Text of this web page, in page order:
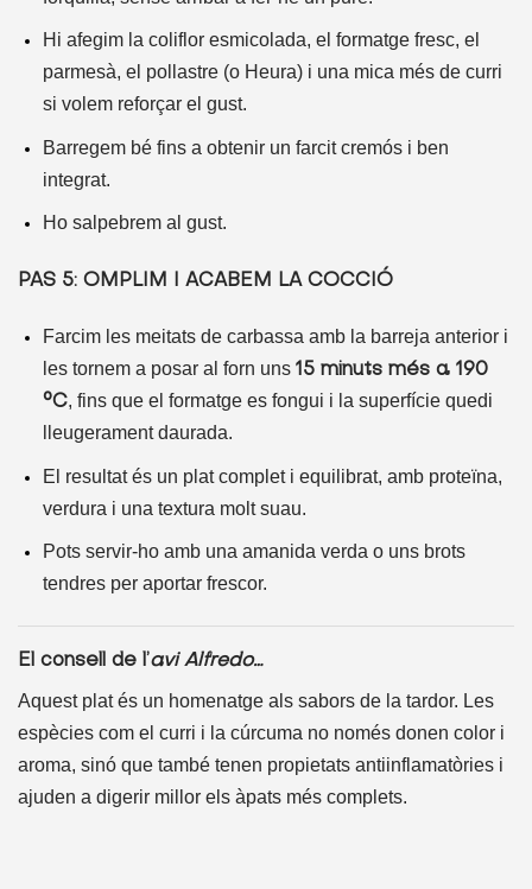
Hi afegim la coliflor esmicolada, el formatge fresc, el
parmesà, el pollastre (o Heura) i una mica més de curri
si volem reforçar el gust.
Barregem bé fins a obtenir un farcit cremós i ben
integrat.
Ho salpebrem al gust.
PAS 5: OMPLIM I ACABEM LA COCCIÓ
Farcim les meitats de carbassa amb la barreja anterior i
les tornem a posar al forn uns 15 minuts més a 190
°C, fins que el formatge es fongui i la superfície quedi
lleugerament daurada.
El resultat és un plat complet i equilibrat, amb proteïna,
verdura i una textura molt suau.
Pots servir-ho amb una amanida verda o uns brots
tendres per aportar frescor.
El consell de l’avi Alfredo…
Aquest plat és un homenatge als sabors de la tardor. Les
espècies com el curri i la cúrcuma no només donen color i
aroma, sinó que també tenen propietats antiinflamatòries i
ajuden a digerir millor els àpats més complets.